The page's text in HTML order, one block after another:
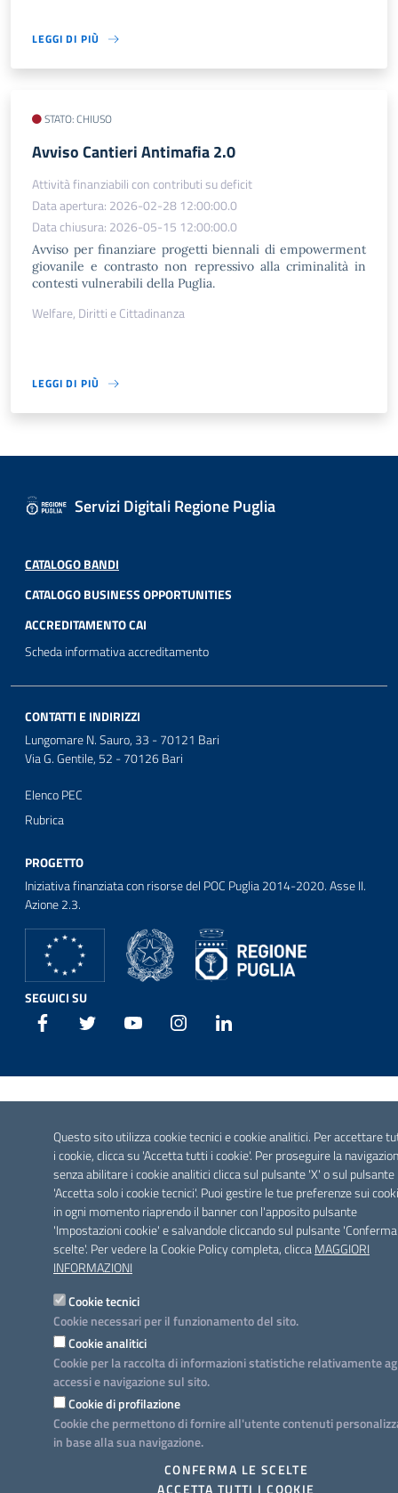
Questo sito utilizza cookie tecnici e cookie analitici. Per accettare
i cookie, clicca su 'Accetta tutti i cookie'. Per proseguire la
senza abilitare i cookie analitici clicca sul pulsante 'X' o sul pulsante
'Accetta solo i cookie tecnici'. Puoi gestire le tue preferenze sui
in ogni momento riaprendo il banner con l'apposito pulsante
'Impostazioni cookie' e salvandole cliccando sul pulsante
scelte'. Per vedere la Cookie Policy completa, cliccaMAGGIORI
INFORMAZIONI
Cookie tecnici
Cookie necessari per il funzionamento del sito.
Cookie analitici
Cookie per la raccolta di informazioni statistiche relativamente
accessi e navigazione sul sito.
Cookie di profilazione
Cookie che permettono di fornire all'utente contenuti
in base alla sua navigazione.
CONFERMA LE SCELTE
LEGGI DI PIÙ
STATO: CHIUSO
​Avviso Cantieri Antimafia 2.0
Attività finanziabili con contributi su deficit
Data apertura: 2026-02-28 12:00:00.0
Data chiusura: 2026-05-15 12:00:00.0
Avviso per finanziare progetti biennali di empowerment
giovanile e contrasto non repressivo alla criminalità in
contesti vulnerabili della Puglia.
Welfare, Diritti e Cittadinanza
LEGGI DI PIÙ
Servizi Digitali Regione Puglia
CATALOGO BANDI
CATALOGO BUSINESS OPPORTUNITIES
ACCREDITAMENTO CAI
Scheda informativa accreditamento
CONTATTI E INDIRIZZI
Lungomare N. Sauro, 33 - 70121 Bari
Via G. Gentile, 52 - 70126 Bari
Elenco PEC
Rubrica
PROGETTO
Iniziativa finanziata con risorse del POC Puglia 2014-2020. Asse II.
Azione 2.3.
SEGUICI SU
Facebook Twitter Youtube Instagram